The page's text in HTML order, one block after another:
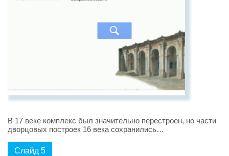
В 17 веке комплекс был значительно перестроен, но части
дворцовых построек 16 века сохранились…
Слайд 5